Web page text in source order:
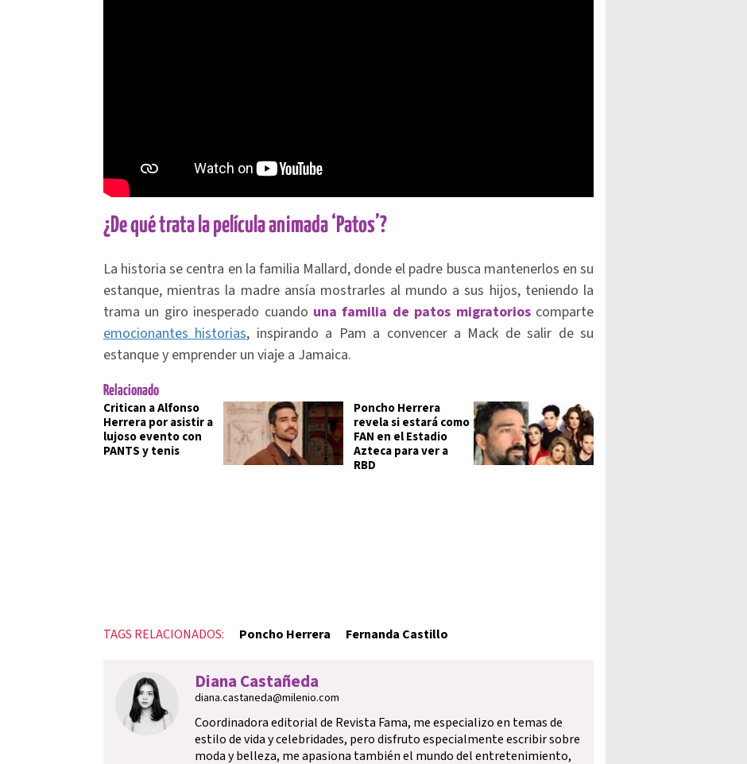
¿De qué trata la película animada ‘Patos’?
La historia se centra en la familia Mallard, donde el padre busca mantenerlos en su
estanque, mientras la madre ansía mostrarles al mundo a sus hijos, teniendo la
trama un giro inesperado cuando una familia de patos migratorioscomparte
emocionantes historias, inspirando a Pam a convencer a Mack de salir de su
estanque y emprender un viaje a Jamaica.
Relacionado
Critican a Alfonso
Herrera por asistir a
lujoso evento con
PANTS y tenis
Poncho Herrera
revela si estará como
FAN en el Estadio
Azteca para ver a
RBD
TAGS RELACIONADOS: Poncho Herrera Fernanda Castillo
Diana Castañeda
diana.castaneda@milenio.com
Coordinadora editorial de Revista Fama, me especializo en temas de
estilo de vida y celebridades, pero disfruto especialmente escribir sobre
moda y belleza, me apasiona también el mundo del entretenimiento,